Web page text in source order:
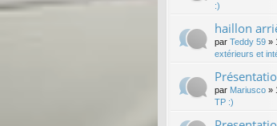
:)
haillon
par Teddy 59 »
extérieurs et
par Mariusco »
TP :)